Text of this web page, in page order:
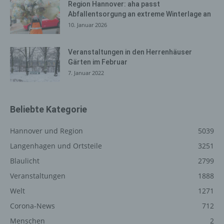
Region Hannover: aha passt
Abfallentsorgung an extreme Winterlage an
10. Januar 2026
Veranstaltungen in den Herrenhäuser
Gärten im Februar
7. Januar 2022
Beliebte Kategorie
Hannover und Region
5039
Langenhagen und Ortsteile
3251
Blaulicht
2799
Veranstaltungen
1888
Welt
1271
Corona-News
712
Menschen
2
Verarbeitung Verantwortliche kann die Weitergabe an
einen oder mehrere Auftragsverarbeiter, beispielsweise
einen Paketdienstleister, veranlassen, der die
personenbezogenen Daten ebenfalls ausschließlich für
eine interne Verwendung, die dem für die Verarbeitung
Verantwortlichen zuzurechnen ist, nutzt.
Durch eine Registrierung auf der Internetseite des für die
Verarbeitung Verantwortlichen wird ferner die vom
vergebene IP-Adresse, das Datum sowie die Uhrzeit der
erfolgt vor dem Hintergrund, dass nur so der Missbrauch
Daten im Bedarfsfall ermöglichen, begangene Straftaten
aufzuklären. Insofern ist die Speicherung dieser Daten
zur Absicherung des für die Verarbeitung
Daten an Dritte erfolgt grundsätzlich nicht, sofern keine
gesetzliche Pflicht zur Weitergabe besteht oder die
Weitergabe der Strafverfolgung dient.